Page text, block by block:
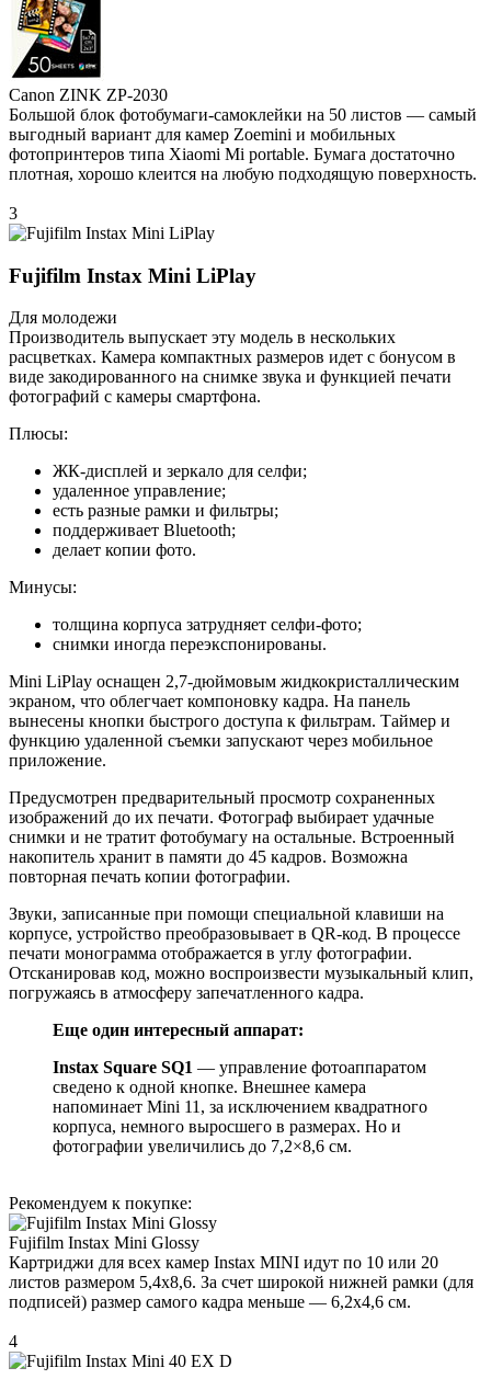
Canon ZINK ZP-2030
Большой блок фотобумаги-самоклейки на 50 листов — самый
выгодный вариант для камер Zoemini и мобильных
фотопринтеров типа Xiaomi Mi portable. Бумага достаточно
плотная, хорошо клеится на любую подходящую поверхность.
3
Fujifilm Instax Mini LiPlay
Для молодежи
Производитель выпускает эту модель в нескольких
расцветках. Камера компактных размеров идет с бонусом в
виде закодированного на снимке звука и функцией печати
фотографий с камеры смартфона.
Плюсы:
ЖК-дисплей и зеркало для селфи;
удаленное управление;
есть разные рамки и фильтры;
поддерживает Bluetooth;
делает копии фото.
Минусы:
толщина корпуса затрудняет селфи-фото;
снимки иногда переэкспонированы.
Mini LiPlay оснащен 2,7-дюймовым жидкокристаллическим
экраном, что облегчает компоновку кадра. На панель
вынесены кнопки быстрого доступа к фильтрам. Таймер и
функцию удаленной съемки запускают через мобильное
приложение.
Предусмотрен предварительный просмотр сохраненных
изображений до их печати. Фотограф выбирает удачные
снимки и не тратит фотобумагу на остальные. Встроенный
накопитель хранит в памяти до 45 кадров. Возможна
повторная печать копии фотографии.
Звуки, записанные при помощи специальной клавиши на
корпусе, устройство преобразовывает в QR-код. В процессе
печати монограмма отображается в углу фотографии.
Отсканировав код, можно воспроизвести музыкальный клип,
погружаясь в атмосферу запечатленного кадра.
Еще один интересный аппарат:
Instax Square SQ1 — управление фотоаппаратом
сведено к одной кнопке. Внешнее камера
напоминает Mini 11, за исключением квадратного
корпуса, немного выросшего в размерах. Но и
фотографии увеличились до 7,2×8,6 см.
Рекомендуем к покупке:
Fujifilm Instax Mini Glossy
Картриджи для всех камер Instax MINI идут по 10 или 20
листов размером 5,4x8,6. За счет широкой нижней рамки (для
подписей) размер самого кадра меньше — 6,2х4,6 см.
4